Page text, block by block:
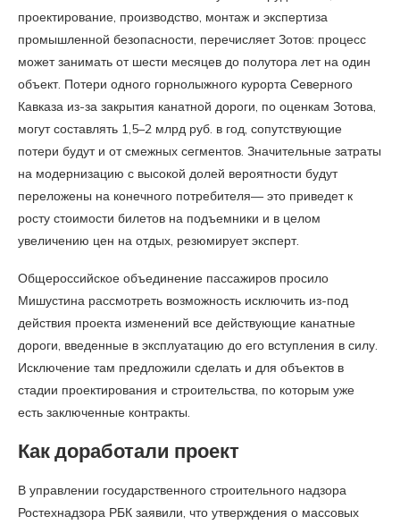
проектирование, производство, монтаж и экспертиза
промышленной безопасности, перечисляет Зотов: процесс
может занимать от шести месяцев до полутора лет на один
объект. Потери одного горнолыжного курорта Северного
Кавказа из-за закрытия канатной дороги, по оценкам Зотова,
могут составлять 1,5–2 млрд руб. в год, сопутствующие
потери будут и от смежных сегментов. Значительные затраты
на модернизацию с высокой долей вероятности будут
переложены на конечного потребителя— это приведет к
росту стоимости билетов на подъемники и в целом
увеличению цен на отдых, резюмирует эксперт.
Общероссийское объединение пассажиров просило
Мишустина рассмотреть возможность исключить из-под
действия проекта изменений все действующие канатные
дороги, введенные в эксплуатацию до его вступления в силу.
Исключение там предложили сделать и для объектов в
стадии проектирования и строительства, по которым уже
есть заключенные контракты.
Как доработали проект
В управлении государственного строительного надзора
Ростехнадзора РБК заявили, что утверждения о массовых